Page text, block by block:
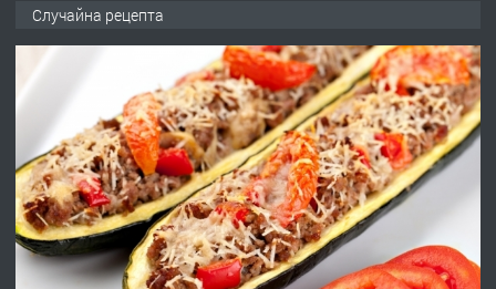
преди 10 месеца
ПРЕДЛАГА
Професионална броячна машина -
със сертификат от ЕЦБ
преди 1 година
Случайна рецепта